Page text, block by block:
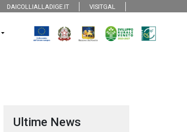
DAICOLLIALLADIGE.IT VISITGAL
Ultime News